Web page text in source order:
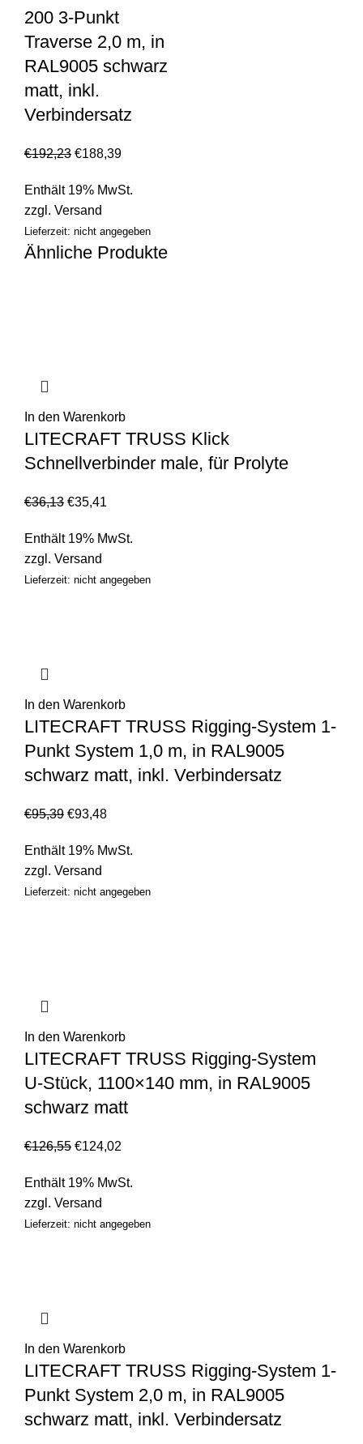
200 3-Punkt
Traverse 2,0 m, in
RAL9005 schwarz
matt, inkl.
Verbindersatz
€192,23 €188,39
Enthält 19% MwSt.
zzgl. Versand
Lieferzeit: nicht angegeben
Ähnliche Produkte
In den Warenkorb
LITECRAFT TRUSS Klick
Schnellverbinder male, für Prolyte
€36,13 €35,41
Enthält 19% MwSt.
zzgl. Versand
Lieferzeit: nicht angegeben
In den Warenkorb
LITECRAFT TRUSS Rigging-System 1-
Punkt System 1,0 m, in RAL9005
schwarz matt, inkl. Verbindersatz
€95,39 €93,48
Enthält 19% MwSt.
zzgl. Versand
Lieferzeit: nicht angegeben
In den Warenkorb
LITECRAFT TRUSS Rigging-System
U-Stück, 1100×140 mm, in RAL9005
schwarz matt
€126,55 €124,02
Enthält 19% MwSt.
zzgl. Versand
Lieferzeit: nicht angegeben
In den Warenkorb
LITECRAFT TRUSS Rigging-System 1-
Punkt System 2,0 m, in RAL9005
schwarz matt, inkl. Verbindersatz